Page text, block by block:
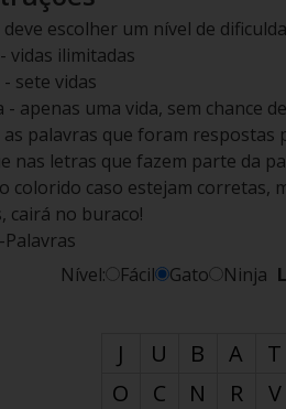
deve escolher um nível de
vidas ilimitadas
- sete vidas
- apenas uma vida, sem chance
as palavras que foram respostas
nas letras que fazem parte da
colorido caso estejam corretas,
cairá no buraco!
Palavras
Nível:
Fácil Gato Ninja
J U B A T
O
C N R V